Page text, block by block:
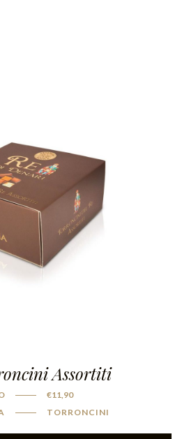
Assortiti
€11,90
TORRONCINI